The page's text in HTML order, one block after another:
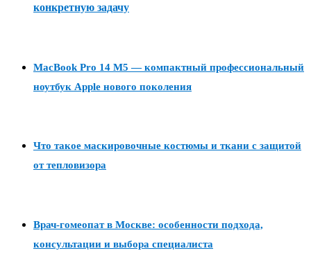
конкретную задачу
MacBook Pro 14 M5 — компактный профессиональный
ноутбук Apple нового поколения
Что такое маскировочные костюмы и ткани с защитой
от тепловизора
Врач-гомеопат в Москве: особенности подхода,
консультации и выбора специалиста